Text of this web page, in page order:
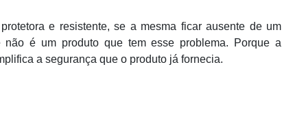
e resistente, se a mesma ficar ausente de um
é um produto que tem esse problema. Porque a
a segurança que o produto já fornecia.